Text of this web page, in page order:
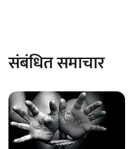
संबंधित समाचार